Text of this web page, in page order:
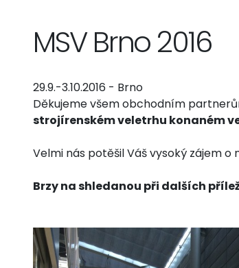
MSV Brno 2016
29.9.-3.10.2016 - Brno
Děkujeme všem obchodním
strojírenském veletrhu konaném ve
Velmi nás potěšil Váš vysoký zájem o
Brzy na shledanou při dalších